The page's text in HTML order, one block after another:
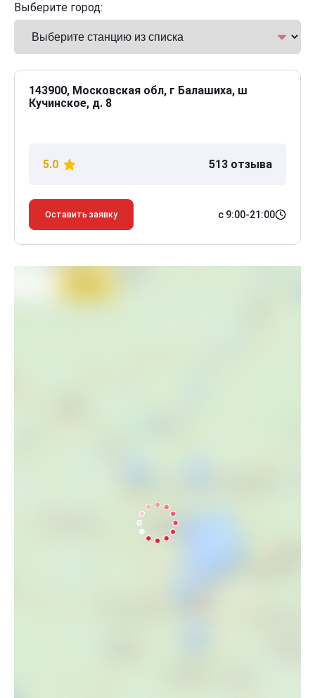
Выберите город:
143900, Московская обл, г Балашиха, ш
Кучинское, д. 8
5.0 513 отзыва
Оставить заявку с 9:00-21:00